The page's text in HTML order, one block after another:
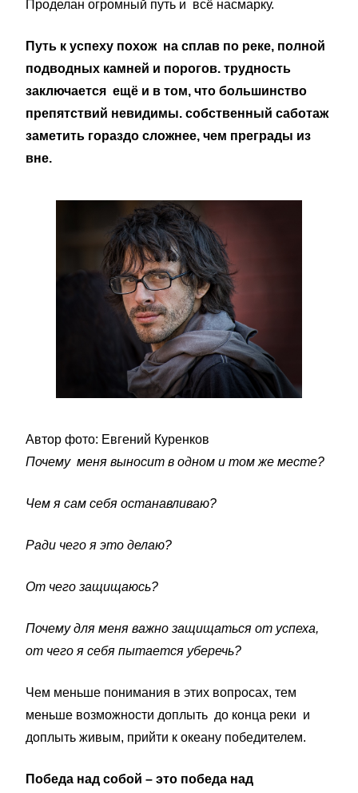
Проделан огромный путь и всё насмарку.
Путь к успеху похож на сплав по реке, полной
подводных камней и порогов. трудность
заключается ещё и в том, что большинство
препятствий невидимы. собственный саботаж
заметить гораздо сложнее, чем преграды из
вне.
Автор фото: Евгений Куренков
Почему меня выносит в одном и том же месте?
Чем я сам себя останавливаю?
Ради чего я это делаю?
От чего защищаюсь?
Почему для меня важно защищаться от успеха,
от чего я себя пытается уберечь?
Чем меньше понимания в этих вопросах, тем
меньше возможности доплыть до конца реки и
доплыть живым, прийти к океану победителем.
Победа над собой – это победа над